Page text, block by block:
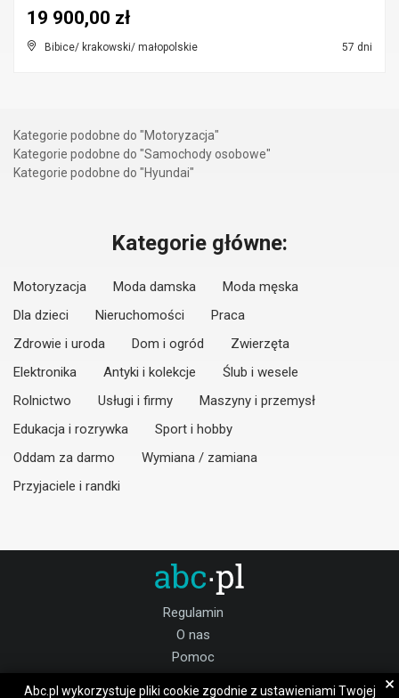
Bibice/ krakowski/ małopolskie 57 dni
19 900,00 zł
Kategorie podobne do "Motoryzacja"
Kategorie podobne do "Samochody osobowe"
Kategorie podobne do "Hyundai"
Kategorie główne:
Motoryzacja Moda damska
Moda męska
Dla dzieci
Nieruchomości
Praca
Zdrowie i uroda
Dom i ogród
Zwierzęta
Elektronika
Antyki i kolekcje
Ślub i wesele
Rolnictwo
Usługi i firmy
Maszyny i przemysł
Edukacja i rozrywka
Sport i hobby
Oddam za darmo
Wymiana / zamiana
Przyjaciele i randki
Regulamin
O nas
Pomoc
Abc.pl wykorzystuje pliki cookie zgodnie z ustawieniami Twojej ×